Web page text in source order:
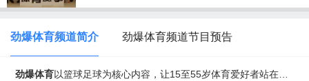
劲爆体育频道简介 劲爆体育频道节目预告
劲爆体育以篮球足球为核心内容，让15至55岁体育爱好者站在五星级的前线看台，全方位了解中国和世界职业体育联赛的各类资讯。全国唯一拥有